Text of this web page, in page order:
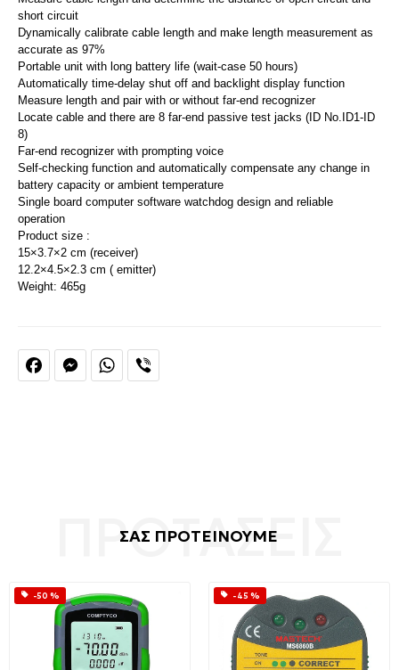
FacebookMessengerWhatsApp
short circuit
Dynamically calibrate cable length and make length measurement as
accurate as 97%
Portable unit with long battery life (wait-case 50 hours)
Automatically time-delay shut off and backlight display function
Measure length and pair with or without far-end recognizer
Locate cable and there are 8 far-end passive test jacks (ID No.ID1-ID
8)
Far-end recognizer with prompting voice
Self-checking function and automatically compensate any change in
battery capacity or ambient temperature
Single board computer software watchdog design and reliable
operation
Product size :
15×3.7×2 cm (receiver)
12.2×4.5×2.3 cm ( emitter)
Weight: 465g
ΣΑΣ ΠΡΟΤΕΙΝΟΥΜΕ
-50 % -45 %